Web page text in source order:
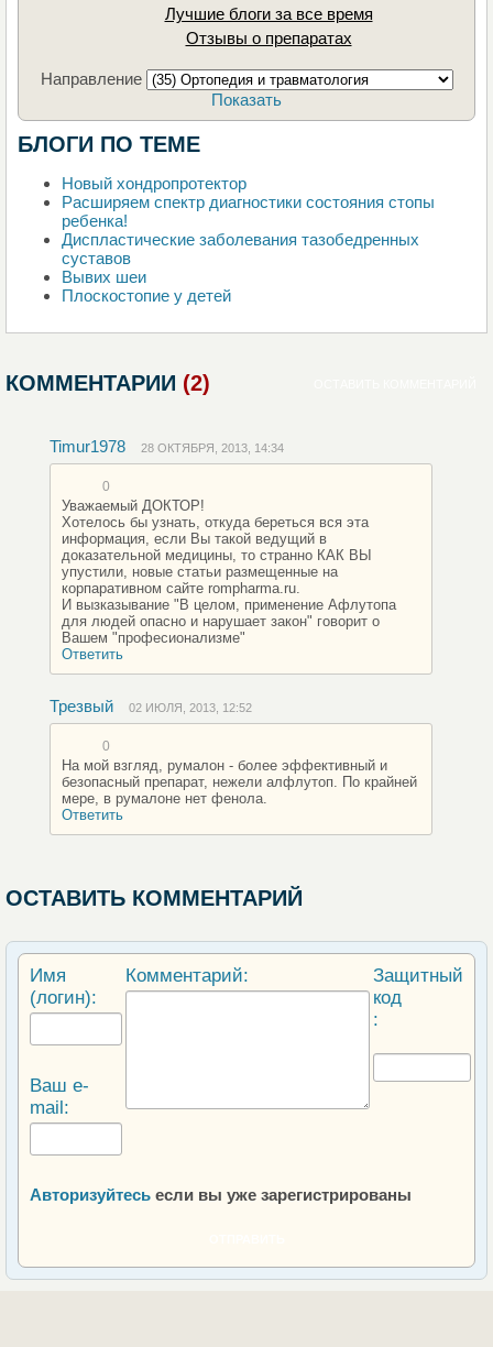
Лучшие блоги за все время
Отзывы о препаратах
Направление
Показать
БЛОГИ ПО ТЕМЕ
Новый хондропротектор
Расширяем спектр диагностики состояния стопы
ребенка!
Диспластические заболевания тазобедренных
суставов
Вывих шеи
Плоскостопие у детей
КОММЕНТАРИИ (2)
Timur1978 28 ОКТЯБРЯ, 2013, 14:34
0
Уважаемый ДОКТОР!
Хотелось бы узнать, откуда береться вся эта
информация, если Вы такой ведущий в
доказательной медицины, то странно КАК ВЫ
упустили, новые статьи размещенные на
корпаративном сайте rompharma.ru.
И вызказывание "В целом, применение Афлутопа
для людей опасно и нарушает закон" говорит о
Вашем "професионализме"
Ответить
Трезвый 02 ИЮЛЯ, 2013, 12:52
0
На мой взгляд, румалон - более эффективный и
безопасный препарат, нежели алфлутоп. По крайней
мере, в румалоне нет фенола.
Ответить
ОСТАВИТЬ КОММЕНТАРИЙ
Имя
(логин):
Ваш e-
mail:
Комментарий:
Защитный
код
:
Авторизуйтесь если вы уже зарегистрированы